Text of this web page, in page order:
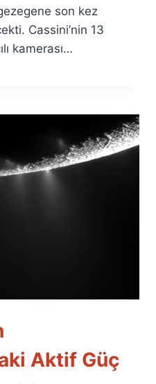
son kez
Cassini’nin 13
kamerası…
Aktif Güç